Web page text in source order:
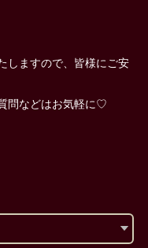
しますので、皆様にご安
問などはお気軽に♡